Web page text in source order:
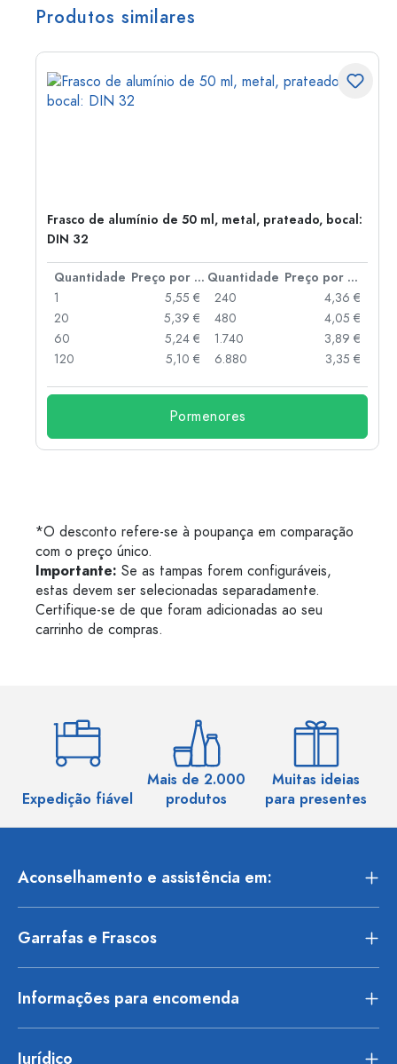
Produtos similares
Frasco de alumínio de 50 ml, metal, prateado, bocal:
DIN 32
Quantidade Preço por peça Quantidade
Preço por peça
1
5,55 €
20
5,39 €
60
5,24 €
120
5,10 €
240
4,36 €
480
4,05 €
1.740
3,89 €
6.880
3,35 €
Pormenores
*O desconto refere-se à poupança em comparação
com o preço único.
Importante: Se as tampas forem configuráveis,
estas devem ser selecionadas separadamente.
Certifique-se de que foram adicionadas ao seu
carrinho de compras.
Expedição fiável
Mais de 2.000
produtos
Muitas ideias
para presentes
Aconselhamento e assistência em:
Garrafas e Frascos
Informações para encomenda
Jurídico